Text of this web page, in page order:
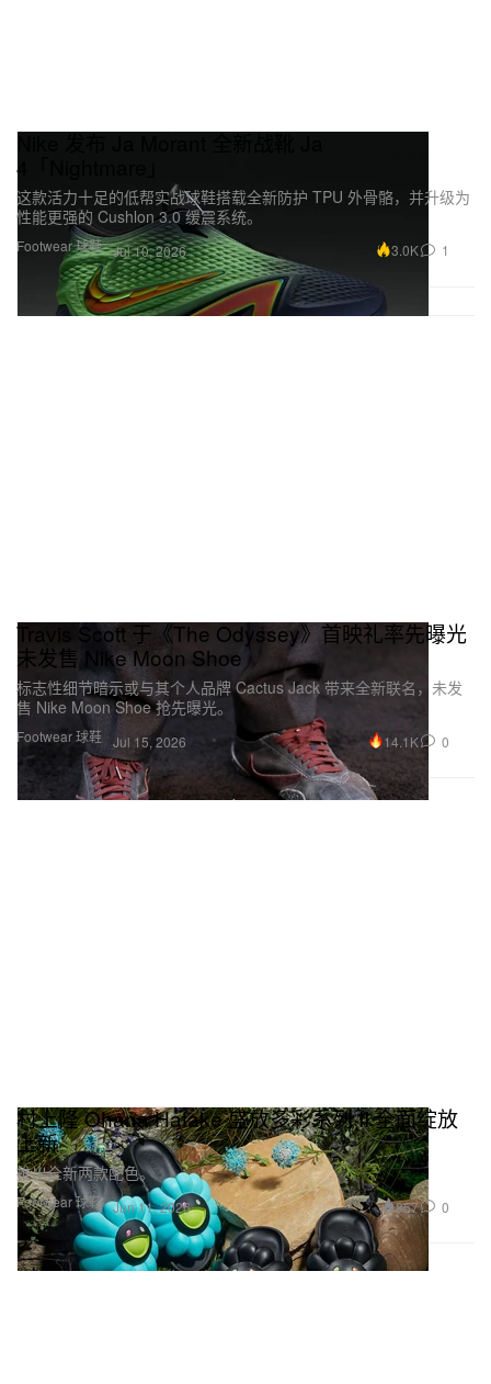
Footwear 球鞋
Nike 发布 Ja Morant 全新战靴 Ja
4「Nightmare」
这款活力十足的低帮实战球鞋搭载全新防护 TPU 外骨骼，并升级为
性能更强的 Cushlon 3.0 缓震系统。
Jul 10, 2026 3.0K 1
Footwear 球鞋
Travis Scott 于《The Odyssey》首映礼率先曝光
未发售 Nike Moon Shoe
标志性细节暗示或与其个人品牌 Cactus Jack 带来全新联名，未发
售 Nike Moon Shoe 抢先曝光。
Jul 15, 2026 14.1K 0
Footwear 球鞋
村上隆 Ohana Hatake 盛放多彩系列 II 全面绽放
上新
推出全新两款配色。
Jun 11, 2026 857 0